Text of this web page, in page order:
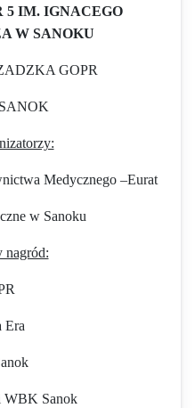
5 IM. IGNACEGO
W SANOKU
GOPR
Medycznego –Eurat
w Sanoku
nagród:
Era
WBK Sanok